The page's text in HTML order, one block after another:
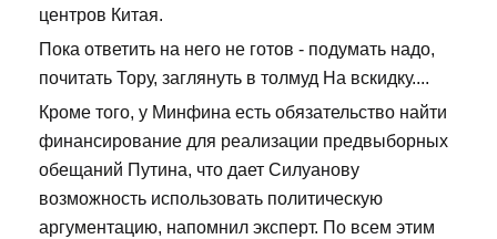
центров Китая.
Пока ответить на него не готов - подумать надо,
почитать Тору, заглянуть в толмуд На вскидку....
Кроме того, у Минфина есть обязательство найти
финансирование для реализации предвыборных
обещаний Путина, что дает Силуанову
возможность использовать политическую
аргументацию, напомнил эксперт. По всем этим